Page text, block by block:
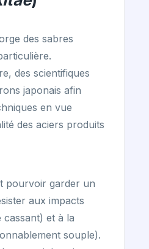
des sabres
des scientifiques
japonais afin
en vue
des aciers produits
pourvoir garder un
aux impacts
et à la
souple).